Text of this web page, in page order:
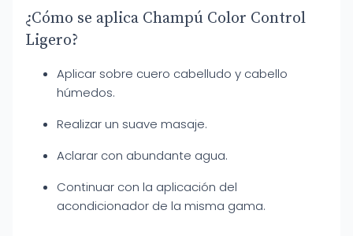
¿Cómo se aplica Champú Color Control
Ligero?
Aplicar sobre cuero cabelludo y cabello
húmedos.
Realizar un suave masaje.
Aclarar con abundante agua.
Continuar con la aplicación del
acondicionador de la misma gama.